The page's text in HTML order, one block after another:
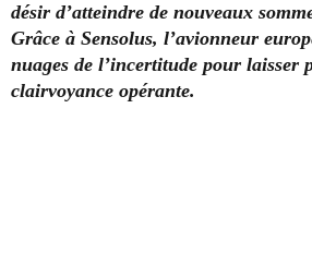
désir d’atteindre de nouveaux
Grâce à Sensolus, l’avionneur
nuages de l’incertitude pour laisser
clairvoyance opérante.